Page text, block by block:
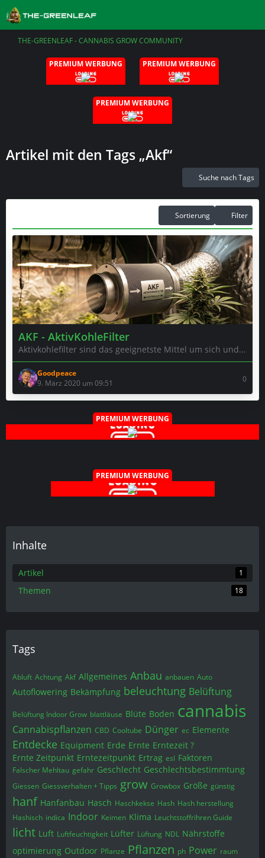
THE-GREENLEAF - CANNABIS GROW COMMUNITY
PREMIUM WERBUNG PREMIUM WERBUNG
PREMIUM WERBUNG
Artikel mit den Tags „Akf“
Suche nach Tags
Sortierung Filter
AKF - AktivKohleFilter
Aktivkohlefilter sind das geeignetste Mittel um sich und...
Goodpeace
9. März 2020 um 09:51
0
PREMIUM WERBUNG
PREMIUM WERBUNG
Inhalte
Artikel 1
Themen 18
Tags
Abluft Achtung Akf Allgemeines Anbau anbauen Auto
Autoflowering Bekämpfung beleuchtung Belüftung
Belüftung Indoor Grow blattläuse Blüte Boden cannabis
Cannabispflanzen CBD Cooltube Dünger ec Elemente
Entdecke Equipment Erde Ernte Erntezeit ?
Ernte Zeitpunkt Erntezeitpunkt Ertrag esl Faktoren
Falscher Mehltau gefahr Geschlecht Geschlechtsbestimmtung
Giessen Giessverhalten + Tipps grow Growbox Größe günstig
hanf Hanfanbau Hasch Haschkekse Hash Hash herstellung
Hashisch indica Indoor Keimen Klima Leuchtstoffrïhren Guide
licht Luft Luftfeuchtigkeit Lüfter Lüftung NDL Nährstoffe
optimierung Outdoor Pflanze Pflanzen ph Power raum